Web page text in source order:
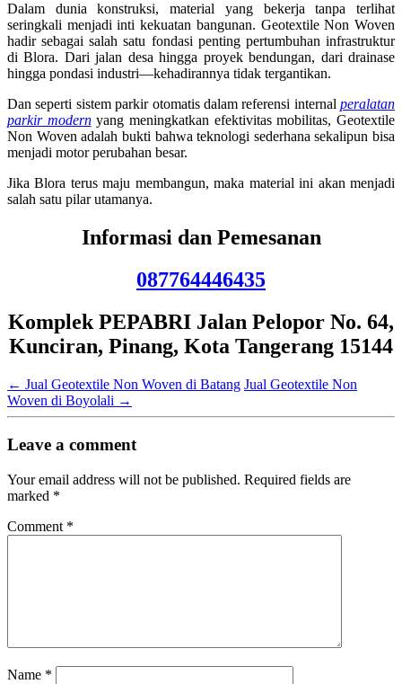
Dalam dunia konstruksi, material yang bekerja tanpa terlihat
seringkali menjadi inti kekuatan bangunan. Geotextile Non Woven
hadir sebagai salah satu fondasi penting pertumbuhan infrastruktur
di Blora. Dari jalan desa hingga proyek bendungan, dari drainase
hingga pondasi industri—kehadirannya tidak tergantikan.
Dan seperti sistem parkir otomatis dalam referensi internal peralatan
parkir modernyang meningkatkan efektivitas mobilitas, Geotextile
Non Woven adalah bukti bahwa teknologi sederhana sekalipun bisa
menjadi motor perubahan besar.
Jika Blora terus maju membangun, maka material ini akan menjadi
salah satu pilar utamanya.
Informasi dan Pemesanan
087764446435
Komplek PEPABRI Jalan Pelopor No. 64,
Kunciran, Pinang, Kota Tangerang 15144
← Jual Geotextile Non Woven di Batang Jual Geotextile Non
Woven di Boyolali →
Leave a comment
Your email address will not be published. Required fields are
marked *
Comment *
Name *